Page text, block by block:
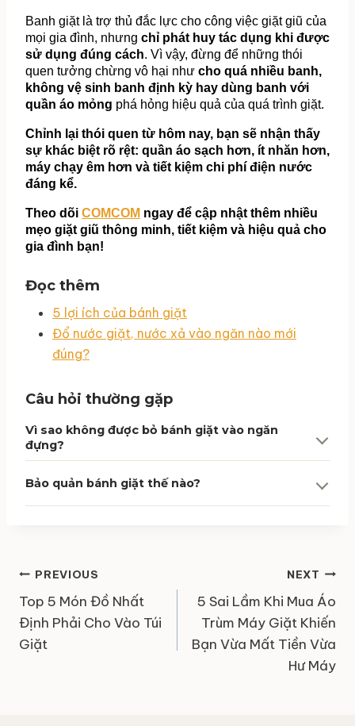
Banh giặt là trợ thủ đắc lực cho công việc giặt giũ của
mọi gia đình, nhưng chỉ phát huy tác dụng khi được
sử dụng đúng cách. Vì vậy, đừng để những thói
quen tưởng chừng vô hại như cho quá nhiều banh,
không vệ sinh banh định kỳ hay dùng banh với
quần áo mỏng phá hỏng hiệu quả của quá trình giặt.
Chỉnh lại thói quen từ hôm nay, bạn sẽ nhận thấy
sự khác biệt rõ rệt: quần áo sạch hơn, ít nhăn hơn,
máy chạy êm hơn và tiết kiệm chi phí điện nước
đáng kể.
Theo dõi COMCOM ngay để cập nhật thêm nhiều
mẹo giặt giũ thông minh, tiết kiệm và hiệu quả cho
gia đình bạn!
Đọc thêm
5 lợi ích của bánh giặt
Đổ nước giặt, nước xả vào ngăn nào mới
đúng?
Câu hỏi thường gặp
Vì sao không được bỏ bánh giặt vào ngăn
đựng?
Bảo quản bánh giặt thế nào?
Điều
bài
viết
PREVIOUS
Top 5 Món Đồ Nhất
Định Phải Cho Vào Túi
Giặt
NEXT
5 Sai Lầm Khi Mua Áo
Trùm Máy Giặt Khiến
Bạn Vừa Mất Tiền Vừa
Hư Máy